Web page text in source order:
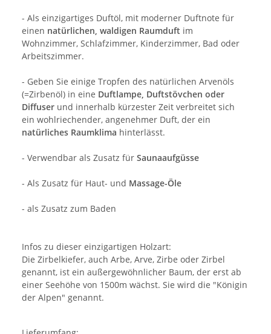
- Als einzigartiges Duftöl, mit moderner Duftnote für
einen natürlichen, waldigen Raumduft im
Wohnzimmer, Schlafzimmer, Kinderzimmer, Bad oder
Arbeitszimmer.
- Geben Sie einige Tropfen des natürlichen Arvenöls
(=Zirbenöl) in eine Duftlampe, Duftstövchen oder
Diffuser und innerhalb kürzester Zeit verbreitet sich
ein wohlriechender, angenehmer Duft, der ein
natürliches Raumklima hinterlässt.
- Verwendbar als Zusatz für Saunaaufgüsse
- Als Zusatz für Haut- und Massage-Öle
- als Zusatz zum Baden
Infos zu dieser einzigartigen Holzart:
Die Zirbelkiefer, auch Arbe, Arve, Zirbe oder Zirbel
genannt, ist ein außergewöhnlicher Baum, der erst ab
einer Seehöhe von 1500m wächst. Sie wird die "Königin
der Alpen" genannt.